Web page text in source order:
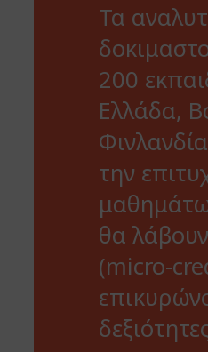
Τα
200
Ελλάδα,
την
θα
(micro-